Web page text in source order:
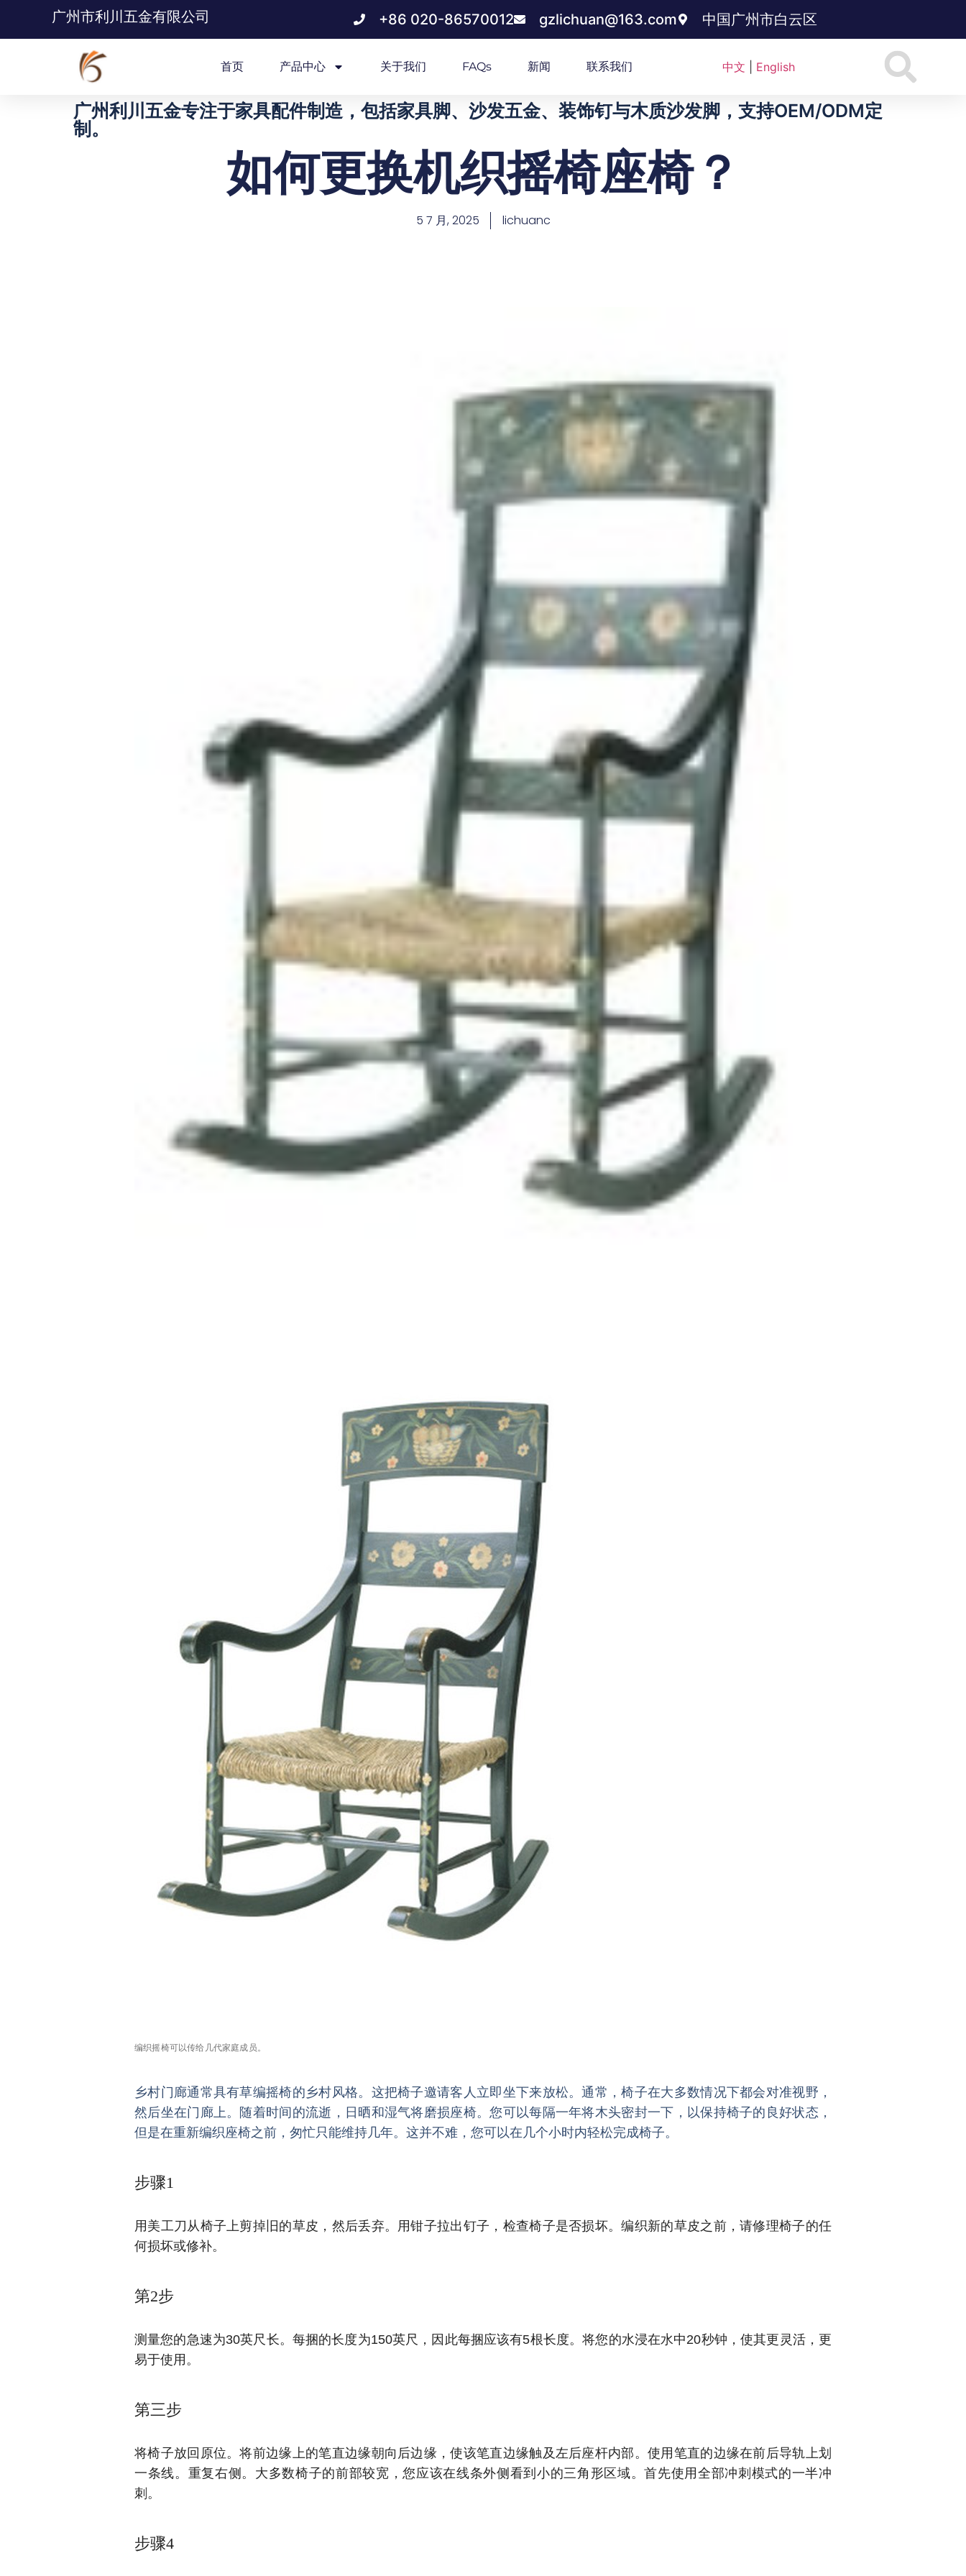
广州市利川五金有限公司 +86 020-86570012 gzlichuan@163.com 中国广州市白云区
首页 产品中心 关于我们 FAQs 新闻 联系我们 中文 English
广州利川五金专注于家具配件制造，包括家具脚、沙发五金、装饰钉与木质沙发脚，支持OEM/ODM定
制。
如何更换机织摇椅座椅？
5 7 月, 2025 lichuanc
编织摇椅可以传给几代家庭成员。
乡村门廊通常具有草编摇椅的乡村风格。 这把椅子邀请客人立即坐下来放松。通常，椅子在大多数情况下都会对准视野，
然后坐在门廊上。 随着时间的流逝，日晒和湿气将磨损座椅。您可以每隔一年将木头密封一下，以保持椅子的良好状态，
但是在重新编织座椅之前，匆忙只能维持几年。 这并不难，您可以在几个小时内轻松完成椅子。
步骤1
用美工刀从椅子上剪掉旧的草皮，然后丢弃。 用钳子拉出钉子，检查椅子是否损坏。编织新的草皮之前，请修理椅子的任
何损坏或修补。
第2步
测量您的急速为30英尺长。 每捆的长度为150英尺，因此每捆应该有5根长度。将您的水浸在水中20秒钟，使其更灵活，更
易于使用。
第三步
将椅子放回原位。将前边缘上的笔直边缘朝向后边缘，使该笔直边缘触及左后座杆内部。使用笔直的边缘在前后导轨上划
一条线。 重复右侧。 大多数椅子的前部较宽，您应该在线条外侧看到小的三角形区域。首先使用全部冲刺模式的一半冲
刺。
步骤4